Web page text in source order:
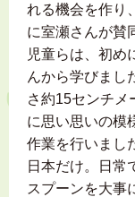
れる機会を作り
に室瀬さんが賛
児童らは、初め
んから学びまし
さ約15センチメ
に思い思いの模
作業を行いまし
日本だけ。日常
スプーンを大事